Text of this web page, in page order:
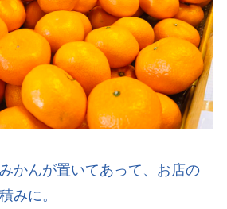
かんが置いてあって、お店の
みに。